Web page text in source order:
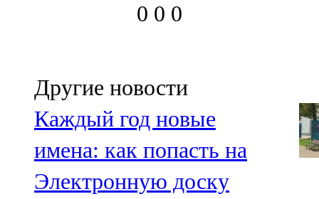
0 0 0
Другие новости
Каждый год новые
имена: как попасть на
Электронную доску